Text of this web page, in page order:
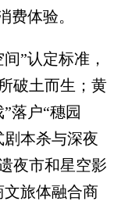
费体验。
”认定标准，
破土而生；黄
落户“穗园
本杀与深夜
夜市和星空影
旅体融合商